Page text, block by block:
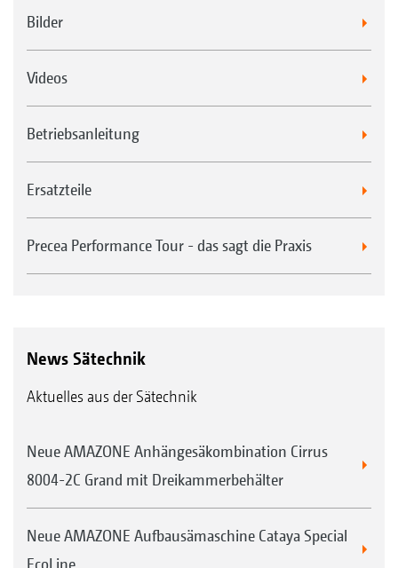
Bilder
Videos
Betriebsanleitung
Ersatzteile
Precea Performance Tour - das sagt die Praxis
News Sätechnik
Aktuelles aus der Sätechnik
Neue AMAZONE Anhängesäkombination Cirrus
8004-2C Grand mit Dreikammerbehälter
Neue AMAZONE Aufbausämaschine Cataya Special
EcoLine